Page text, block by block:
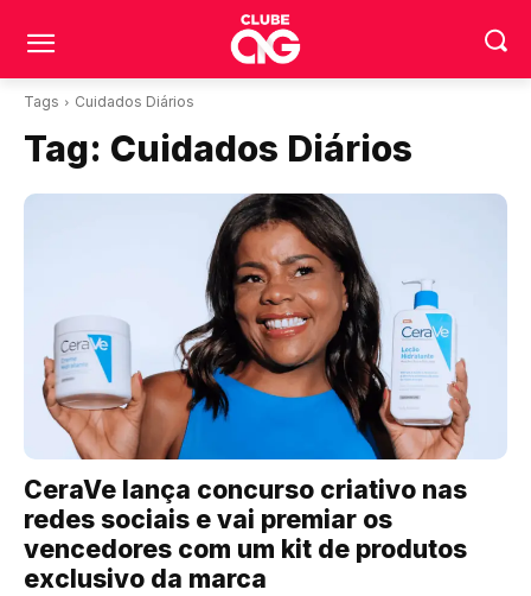
Tags Cuidados Diários
Tag: Cuidados Diários
CeraVe lança concurso criativo nas
redes sociais e vai premiar os
vencedores com um kit de produtos
exclusivo da marca